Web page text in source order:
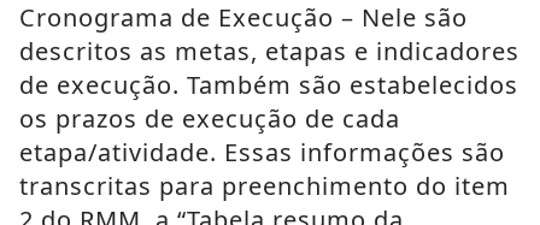
Cronograma de Execução – Nele são
descritos as metas, etapas e indicadores
de execução. Também são estabelecidos
os prazos de execução de cada
etapa/atividade. Essas informações são
transcritas para preenchimento do item